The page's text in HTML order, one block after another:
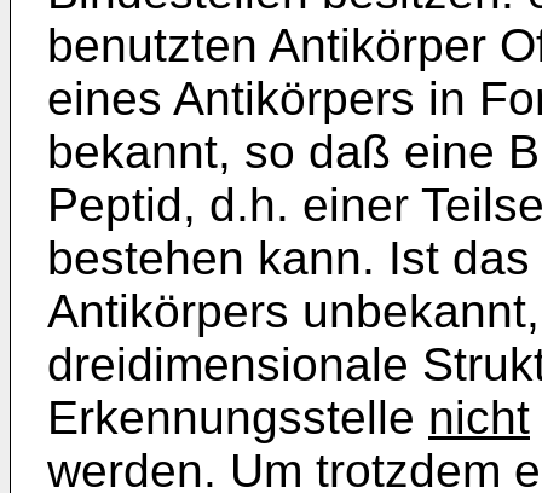
benutzten Antikörper
eines Antikörpers in
bekannt, so daß eine
Peptid, d.h. einer
bestehen kann. Ist
Antikörpers
dreidimensionale
Erkennungsstelle nicht
werden. Um trotzdem